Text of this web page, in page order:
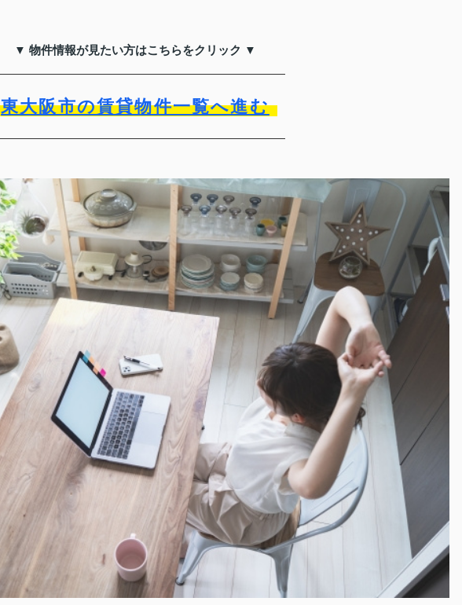
▼ 物件情報が見たい方はこちらをクリック ▼
東大阪市の賃貸物件一覧へ進む